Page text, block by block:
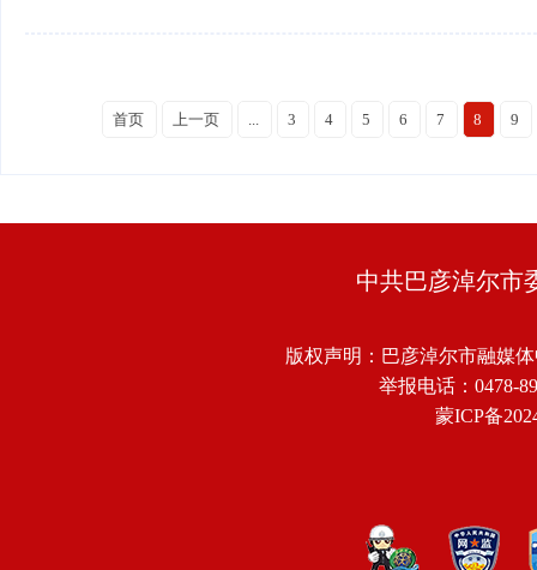
首页 上一页 ... 3 4 5 6 7 8 9
中共巴彦淖尔市
版权声明：巴彦淖尔市融媒
举报电话：0478-
蒙ICP备